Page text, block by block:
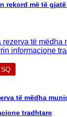
rekord më të
të mëdha
tradhtare